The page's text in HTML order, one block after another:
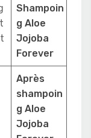
Shampoin
g Aloe
Jojoba
Forever
Après
shampoin
g Aloe
Jojoba